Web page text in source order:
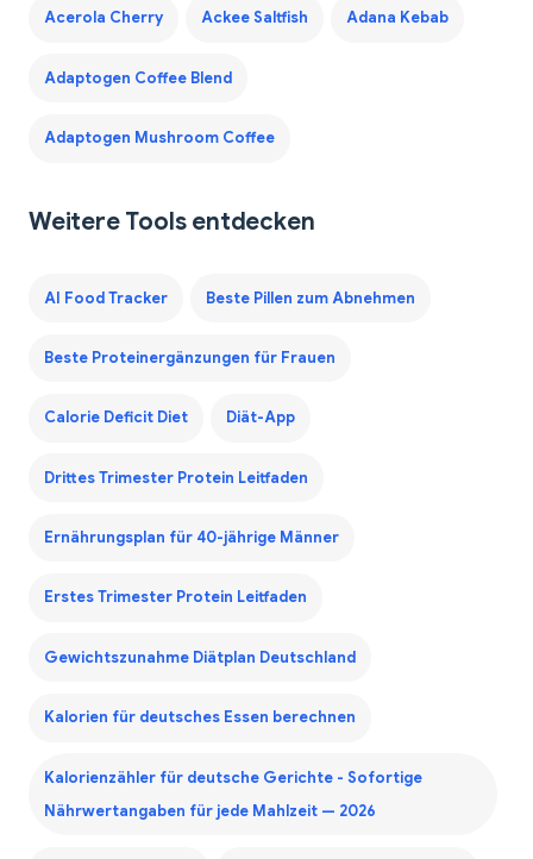
Acerola Cherry Ackee Saltfish Adana Kebab
Adaptogen Coffee Blend
Adaptogen Mushroom Coffee
Weitere Tools entdecken
AI Food Tracker Beste Pillen zum Abnehmen
Beste Proteinergänzungen für Frauen
Calorie Deficit Diet Diät-App
Drittes Trimester Protein Leitfaden
Ernährungsplan für 40-jährige Männer
Erstes Trimester Protein Leitfaden
Gewichtszunahme Diätplan Deutschland
Kalorien für deutsches Essen berechnen
Kalorienzähler für deutsche Gerichte - Sofortige
Nährwertangaben für jede Mahlzeit — 2026